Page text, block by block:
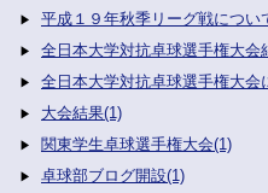
平成１９年秋季リーグ戦につい
全日本大学対抗卓球選手権大会
全日本大学対抗卓球選手権大会
大会結果(1)
関東学生卓球選手権大会(1)
卓球部ブログ開設(1)